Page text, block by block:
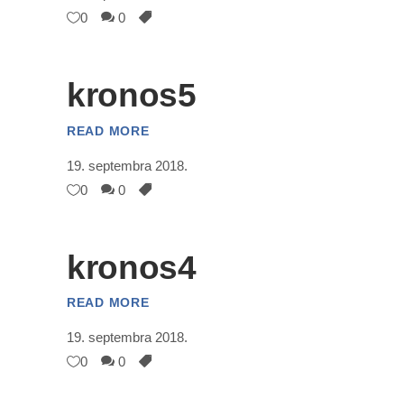
0
0
kronos5
READ MORE
19. septembra 2018.
0
0
kronos4
READ MORE
19. septembra 2018.
0
0